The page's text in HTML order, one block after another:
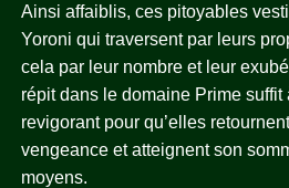
Ainsi affaiblis, ces pitoyables
Yoroni qui traversent par leurs
cela par leur nombre et leur
répit dans le domaine Prime
revigorant pour qu’elles
vengeance et atteignent son
moyens.